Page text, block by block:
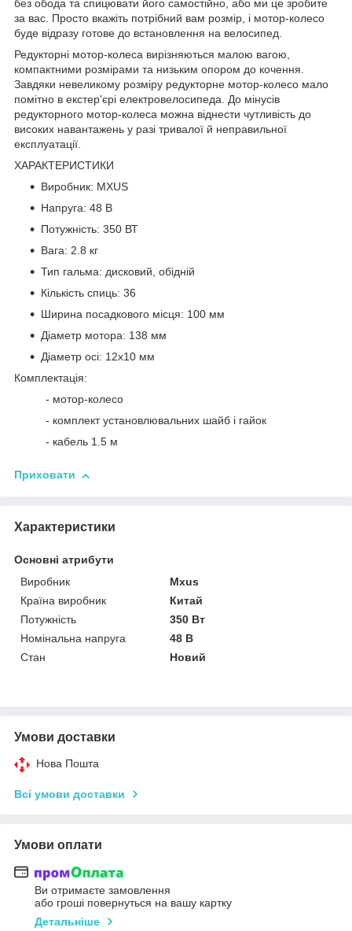
без обода та спицювати його самостійно, або ми це зробите
за вас. Просто вкажіть потрібний вам розмір, і мотор-колесо
буде відразу готове до встановлення на велосипед.
Редукторні мотор-колеса вирізняються малою вагою,
компактними розмірами та низьким опором до кочення.
Завдяки невеликому розміру редукторне мотор-колесо мало
помітно в екстер'єрі електровелосипеда. До мінусів
редукторного мотор-колеса можна віднести чутливість до
високих навантажень у разі тривалої й неправильної
експлуатації.
ХАРАКТЕРИСТИКИ
Виробник: MXUS
Напруга: 48 В
Потужність: 350 ВТ
Вага: 2.8 кг
Тип гальма: дисковий, обідній
Кількість спиць: 36
Ширина посадкового місця: 100 мм
Діаметр мотора: 138 мм
Діаметр осі: 12х10 мм
Комплектація:
- мотор-колесо
- комплект установлювальних шайб і гайок
- кабель 1.5 м
Приховати
Характеристики
Основні атрибути
Виробник
Mxus
Країна виробник
Китай
Потужність
350 Вт
Номінальна напруга
48 В
Стан
Новий
Умови доставки
Нова Пошта
Всі умови доставки
Умови оплати
Ви отримаєте замовлення
або гроші повернуться на вашу картку
Детальніше